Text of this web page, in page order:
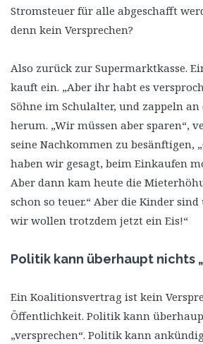
Stromsteuer für alle abgeschafft
denn kein Versprechen?
Also zurück zur Supermarktkasse.
kauft ein. „Aber ihr habt es
Söhne im Schulalter, und zappeln
herum. „Wir müssen aber sparen“,
seine Nachkommen zu besänftigen,
haben wir gesagt, beim Einkaufen
Aber dann kam heute die
schon so teuer.“ Aber die Kinder
wir wollen trotzdem jetzt ein Eis!“
Politik kann überhaupt nichts
Ein Koalitionsvertrag ist kein
Öffentlichkeit. Politik kann
„versprechen“. Politik kann